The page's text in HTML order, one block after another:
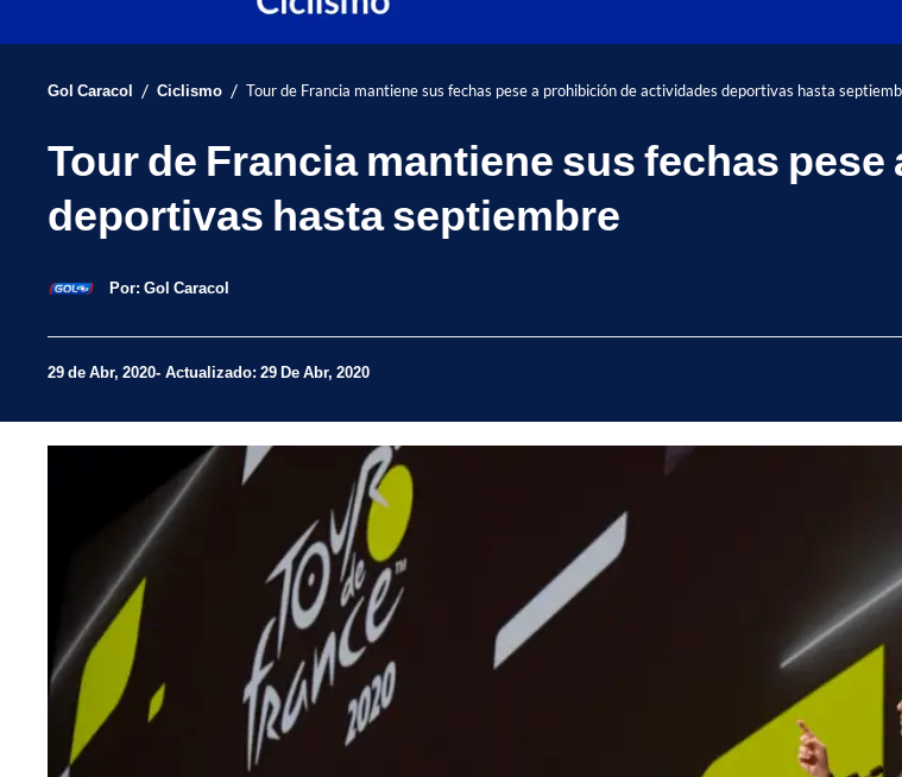
Gol Caracol / Ciclismo / Tour de Francia mantiene sus fechas pese a prohibición de actividades deportivas hasta
Tour de Francia mantiene sus fechas
deportivas hasta septiembre
Por: Gol Caracol
29 de Abr, 2020 Actualizado: 29 De Abr, 2020